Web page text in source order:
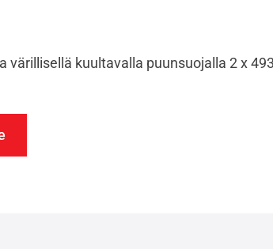
värillisellä kuultavalla puunsuojalla 2 x